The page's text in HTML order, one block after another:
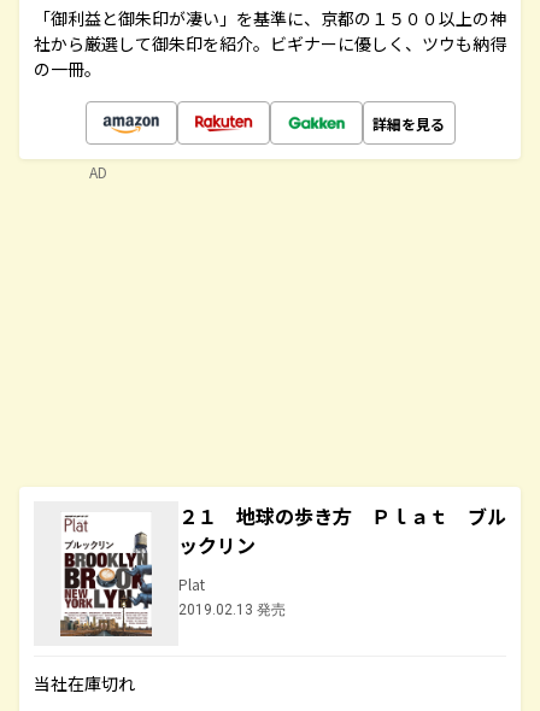
「御利益と御朱印が凄い」を基準に、京都の１５００以上の神
社から厳選して御朱印を紹介。ビギナーに優しく、ツウも納得
の一冊。
詳細を見る
２１ 地球の歩き方 Ｐｌａｔ ブル
ックリン
Plat
2019.02.13 発売
当社在庫切れ
AD